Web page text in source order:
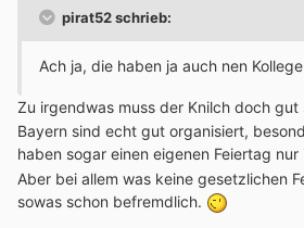
pirat52 schrieb:
Ach ja, die haben ja auch nen
Zu irgendwas muss der Knilch doch gut
Bayern sind echt gut organisiert,
haben sogar einen eigenen Feiertag
Aber bei allem was keine gesetzlichen
sowas schon befremdlich.